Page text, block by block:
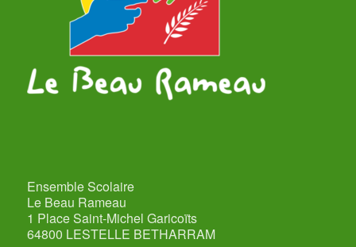
Ensemble Scolaire
Le Beau Rameau
1 Place Saint-Michel Garicoïts
64800 LESTELLE BETHARRAM